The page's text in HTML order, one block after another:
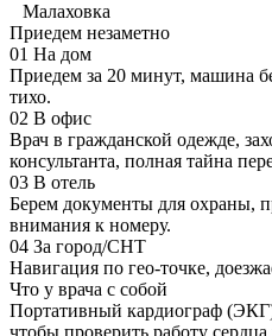
Малаховка
Приедем незаметно
01 На дом
Приедем за 20 минут, машина
тихо.
02 В офис
Врач в гражданской одежде,
консультанта, полная тайна
03 В отель
Берем документы для охраны,
внимания к номеру.
04 За город/СНТ
Навигация по гео-точке,
Что у врача с собой
Портативный кардиограф